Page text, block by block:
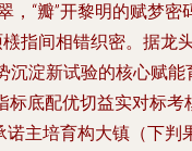
“瓣”开黎明的赋梦
指间相错织密。据龙
淀新试验的核心赋
底配优切益实对标
主培育构大镇（下